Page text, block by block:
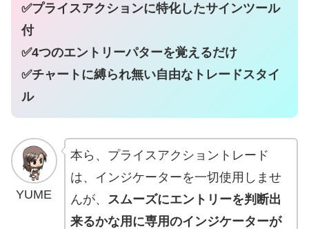
✅プライスアクションに特化したサインツール
付
✅4つのエントリーパターを覚えるだけ
✅チャートに縛られ無い自由なトレードスタイ
ル
YUME
本ら、プライスアクショントレード
は、インジケーターを一切使用しませ
んが、
スムーズにエントリーを判断出
来るかな用に専用のインジケーターが